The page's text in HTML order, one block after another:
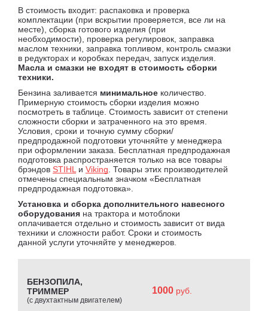
В стоимость входит: распаковка и проверка
комплектации (при вскрытии проверяется, все ли на
месте), сборка готового изделия (при
необходимости), проверка регулировок, заправка
маслом техники, заправка топливом, контроль смазки
в редукторах и коробках передач, запуск изделия.
Масла и смазки не входят в стоимость сборки
техники.
Бензина заливается минимальное количество.
Примерную стоимость сборки изделия можно
посмотреть в таблице. Стоимость зависит от степени
сложности сборки и затраченного на это время.
Условия, сроки и точную сумму сборки/
предпродажной подготовки уточняйте у менеджера
при оформлении заказа. Бесплатная предпродажная
подготовка распространяется только на все товары
брэндов STIHL и Viking . Товары этих производителей
отмечены специальным значком «Бесплатная
предпродажная подготовка».
Установка и сборка дополнительного навесного
оборудования на трактора и мотоблоки
оплачивается отдельно и стоимость зависит от вида
техники и сложности работ. Сроки и стоимость
данной услуги уточняйте у менеджеров.
БЕНЗОПИЛА,
ТРИММЕР
(с двухтактным двигателем)
1000 руб.